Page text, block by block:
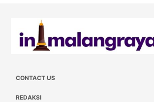
CONTACT US
REDAKSI